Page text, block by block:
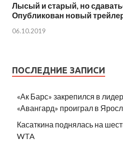
Лысый и старый, но
Опубликован новый
06.10.2019
ПОСЛЕДНИЕ ЗАПИСИ
«Ак Барс» закрепился в
«Авангард» проиграл в
Касаткина поднялась на
WTA